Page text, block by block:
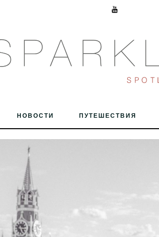
НОВОСТИ ПУТЕШЕСТВИЯ